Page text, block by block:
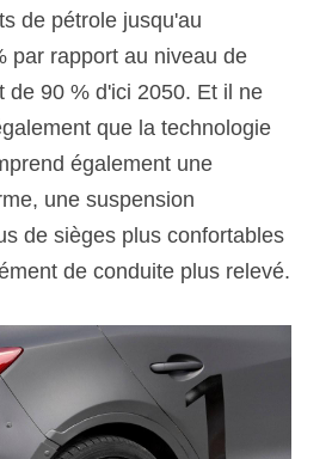
de pétrole jusqu'au
par rapport au niveau de
de 90 % d'ici 2050. Et il ne
que la technologie
également une
une suspension
de sièges plus confortables
de conduite plus relevé.